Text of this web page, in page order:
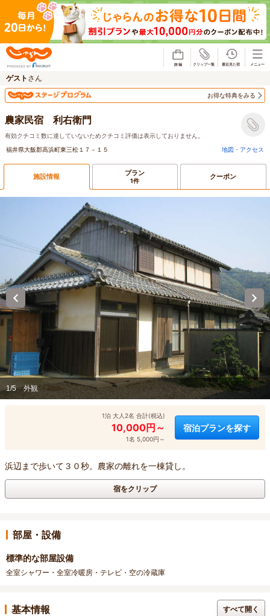
ゲスト さん
お得な特典をみる
農家民宿 利右衛門
有効クチコミ数に達していないためクチコミ評価は表示しておりません。
福井県大飯郡高浜町東三松１７－１５
地図・アクセス
施設情報 プラン
1件 クーポン
1/5 外観
1泊 大人2名 合計(税込)
10,000円～
1名 5,000円～
宿泊プランを探す
浜辺まで歩いて３０秒。農家の離れを一棟貸し。
宿をクリップ
部屋・設備
標準的な部屋設備
全室シャワー・全室冷暖房・テレビ・空の冷蔵庫
基本情報 すべて開く